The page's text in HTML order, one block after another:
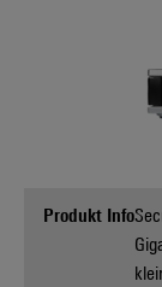
Produkt Info